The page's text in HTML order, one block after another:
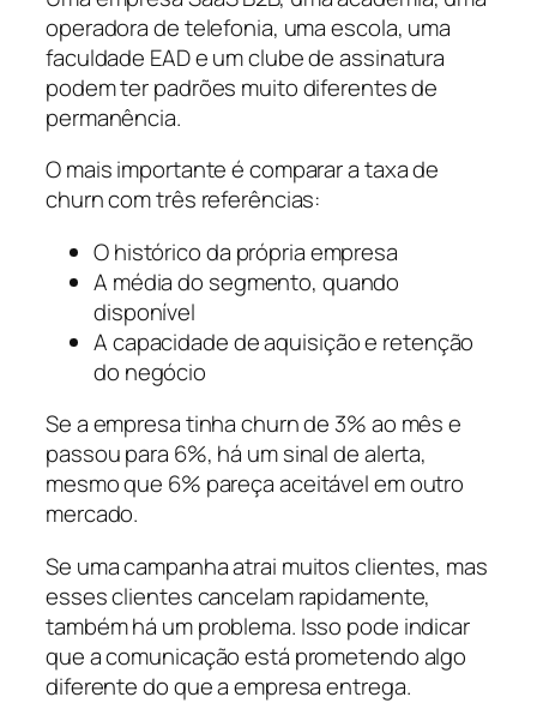
operadora de telefonia, uma escola, uma
faculdade EAD e um clube de assinatura
podem ter padrões muito diferentes de
permanência.
O mais importante é comparar a taxa de
churn com três referências:
O histórico da própria empresa
A média do segmento, quando
disponível
A capacidade de aquisição e retenção
do negócio
Se a empresa tinha churn de 3% ao mês e
passou para 6%, há um sinal de alerta,
mesmo que 6% pareça aceitável em outro
mercado.
Se uma campanha atrai muitos clientes, mas
esses clientes cancelam rapidamente,
também há um problema. Isso pode indicar
que a comunicação está prometendo algo
diferente do que a empresa entrega.